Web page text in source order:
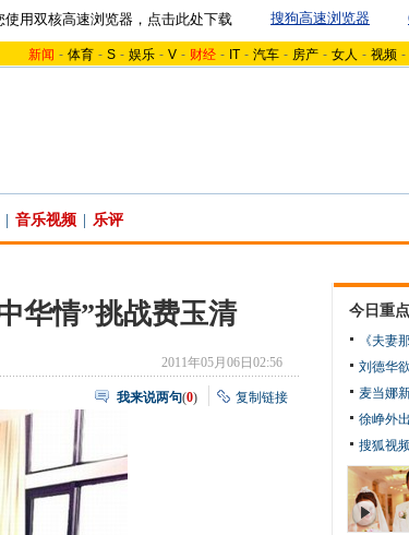
用双核高速浏览器，点击此处下载 搜狗高速浏览器
新闻 - 体育 - S - 娱乐 - V - 财经 - IT - 汽车 - 房产 - 女人 - 视频 -
音乐视频 乐评
华情”挑战费玉清
2011年05月06日02:56
我来说两句(0) 复制链接
今日重
《夫妻
刘德华
麦当娜
徐峥外
搜狐视